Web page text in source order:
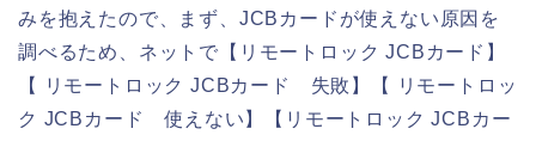
みを抱えたので、まず、JCBカードが使えない原因を
調べるため、ネットで【リモートロック JCBカード】
【 リモートロック JCBカード 失敗】【 リモートロッ
ク JCBカード 使えない】【リモートロック JCBカー